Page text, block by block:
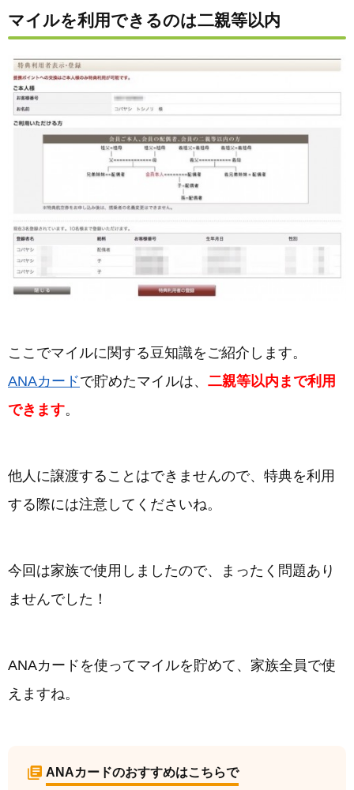
マイルを利用できるのは二親等以内
ここでマイルに関する豆知識をご紹介します。
ANAカードで貯めたマイルは、 二親等以内まで利用
できます。
他人に譲渡することはできませんので、特典を利用
する際には注意してくださいね。
今回は家族で使用しましたので、まったく問題あり
ませんでした！
ANAカードを使ってマイルを貯めて、家族全員で使
えますね。
ANAカードのおすすめはこちらで